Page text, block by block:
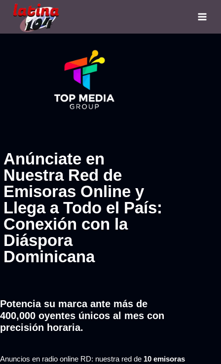
Anúnciate en
Nuestra Red de
Emisoras Online y
Llega a Todo el País:
Conexión con la
Diáspora
Dominicana
Potencia su marca ante más de
400,000 oyentes únicos al mes con
precisión horaria.
Anuncios en radio online RD: nuestra red de 10 emisoras